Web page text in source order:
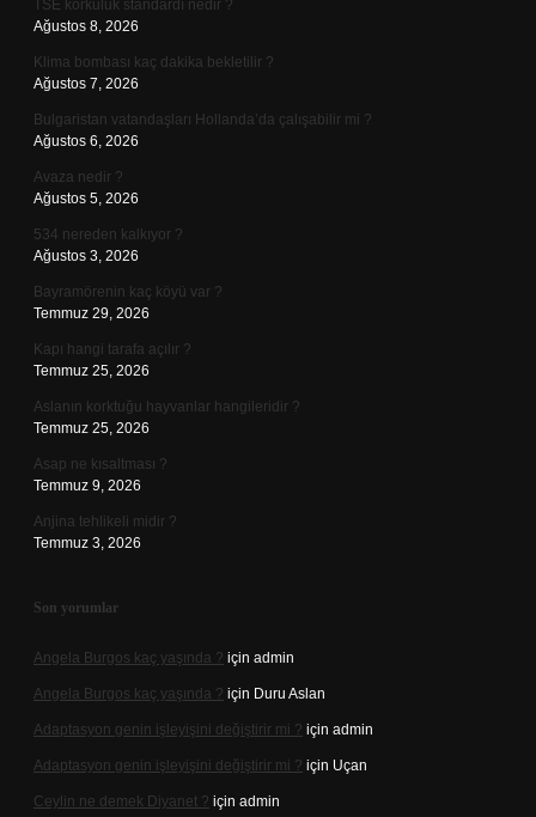
TSE korkuluk standardı nedir ?
Ağustos 8, 2026
Klima bombası kaç dakika bekletilir ?
Ağustos 7, 2026
Bulgaristan vatandaşları Hollanda’da çalışabilir mi ?
Ağustos 6, 2026
Avaza nedir ?
Ağustos 5, 2026
534 nereden kalkıyor ?
Ağustos 3, 2026
Bayramörenin kaç köyü var ?
Temmuz 29, 2026
Kapı hangi tarafa açılır ?
Temmuz 25, 2026
Aslanın korktuğu hayvanlar hangileridir ?
Temmuz 25, 2026
Asap ne kısaltması ?
Temmuz 9, 2026
Anjina tehlikeli midir ?
Temmuz 3, 2026
Son yorumlar
Angela Burgos kaç yaşında ? için admin
Angela Burgos kaç yaşında ? için Duru Aslan
Adaptasyon genin işleyişini değiştirir mi ? için admin
Adaptasyon genin işleyişini değiştirir mi ? için Uçan
Ceylin ne demek Diyanet ? için admin